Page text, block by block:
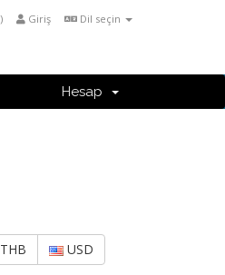
Dil seçin
Giriş
)
Hesap
THB USD